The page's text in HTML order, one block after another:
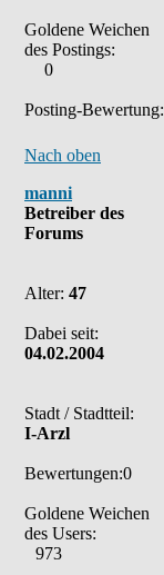
Goldene Weichen
des Postings:
0
Posting-Bewertung:
Nach oben
manni
Betreiber des
Forums
Alter: 47
Dabei seit:
04.02.2004
Stadt / Stadtteil:
I-Arzl
Bewertungen:0
Goldene Weichen
des Users:
973